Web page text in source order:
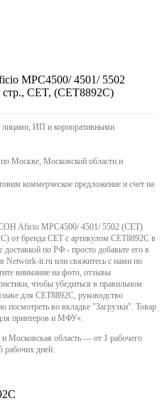
MPC4500/ 4501/ 5502
CET, (CET8892C)
лицами, ИП и корпоративными
Москве, Московской области и
коммерческое предложение и счет на
Aficio MPC4500/ 4501/ 5502 (CET)
от бренда CET с артикулом CET8892C в
по РФ - просто добавьте его в
Network-it.ru или свяжитесь с нами по
внимание на фото, отзывы
чтобы убедиться в правильном
для CET8892C, руководство
посмотреть во вкладке "Загрузки". Товар
принтеров и МФУ».
Московская область — от 1 рабочего
дней.